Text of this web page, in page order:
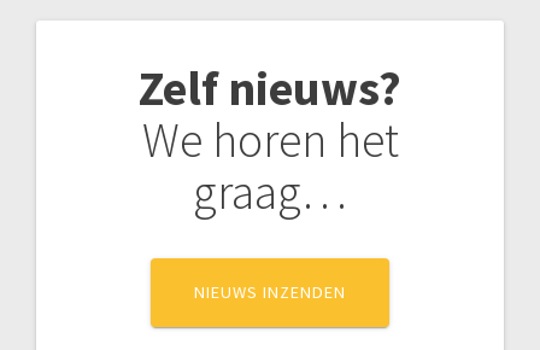
Zelf nieuws?
We horen het
graag…
NIEUWS INZENDEN